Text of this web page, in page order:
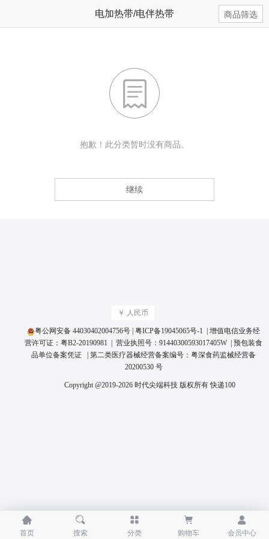
商品筛选
电加热带/电伴热带

抱歉！此分类暂时没有商品。
继续
￥ 人民币
粤公网安备 44030402004756号 粤ICP备19045065号-1 | 增值电信业务经
营许可证： 粤B2-20190981 | 营业执照号： 91440300593017405W
预包装食
品单位备案凭证
| 第二类医疗器械经营备案编号： 粤深食药监械经营备
20200530 号
Copyright @2019-2026 时代尖端科技 版权所有快递100

首页

搜索

分类

购物车

会员中心